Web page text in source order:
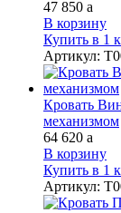
47 850 a
В корзину
Купить в 1
Артикул:
Кровать
механизмом
64 620 a
В корзину
Купить в 1
Артикул: